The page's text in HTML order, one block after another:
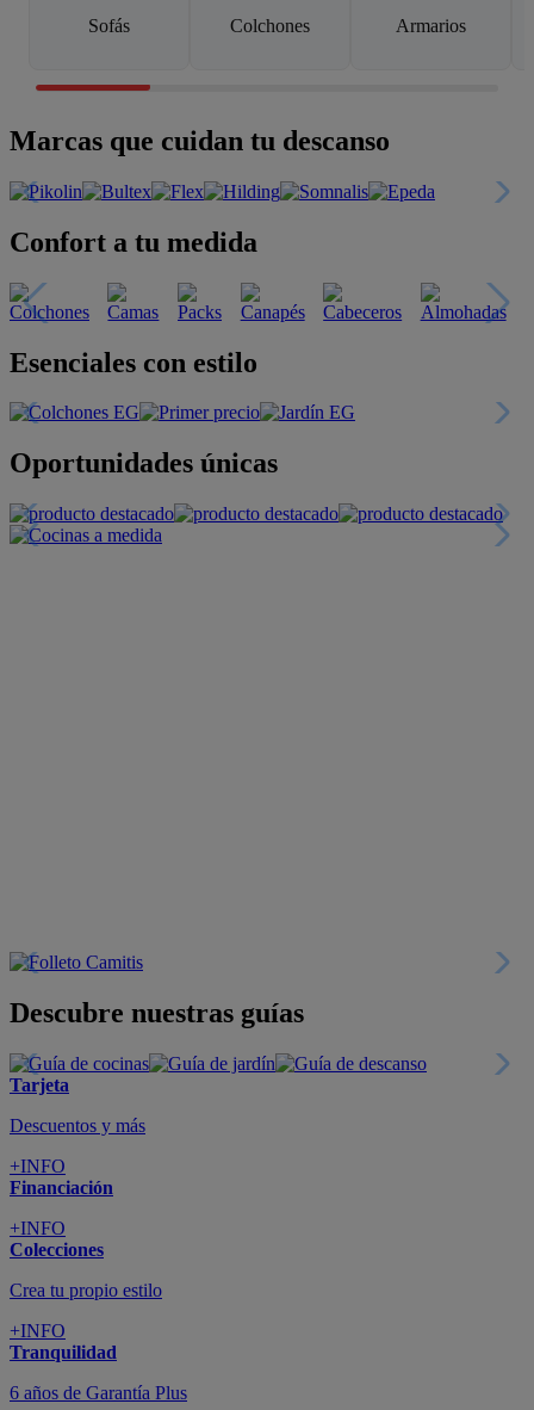
Sofás Colchones Armarios
Marcas que cuidan tu descanso
Confort a tu medida
Esenciales con estilo
Oportunidades únicas
Descubre nuestras guías
Tarjeta
Descuentos y más
+INFO
Financiación
+INFO
Colecciones
Crea tu propio estilo
+INFO
Tranquilidad
6 años de Garantía Plus